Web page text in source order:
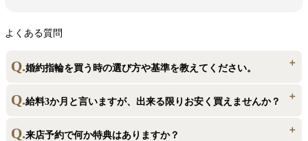
よくある質問
婚約指輪を買う時の選び方や基準を教えてください。
婚約指輪はまずデザインを選び、そこからご予算に合わせてダイヤモン
ラット（重さ）・内包物の有無・透明度・色…の4項目（4C）です。ハート
給料3か月と言いますが、出来る限りお安く買えませんか？
SUEHIROではダイヤモンドの直輸入や自社工房での製造直販によって、
来店予約で何か特典はありますか？